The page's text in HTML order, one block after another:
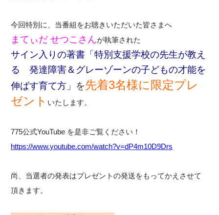
今回特別に、当番組をお聴きいただいた皆さまへ
まてぃだ せつこさんが執筆された
サイン入りの著書「特別支援学校の先生が教え
る 発達障害＆グレーゾーンの子どもの才能を
伸ばす育て方」 を先着3名様に限定プレ
ゼント いたします。
775公式YouTube を是非ご覧ください！
https://www.youtube.com/watch?v=dP4m10D9Drs
尚、当選者の発表はプレゼントの発送をもってかえさせて
頂きます。